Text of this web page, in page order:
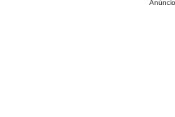
Anúncio